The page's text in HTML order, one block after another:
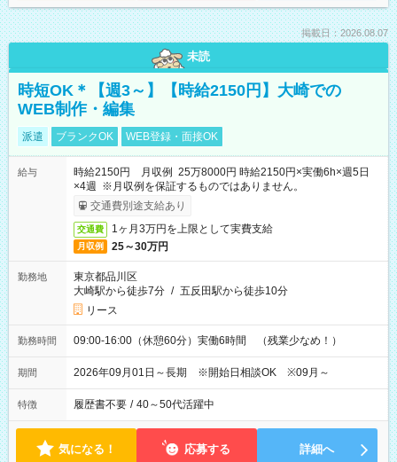
掲載日：2026.08.07
未読
時短OK＊【週3～】【時給2150円】大崎での
WEB制作・編集
派遣 ブランクOK WEB登録・面接OK
給与
時給2150円 月収例 25万8000円 時給2150円×実働6h×週5日
×4週 ※月収例を保証するものではありません。
交通費別途支給あり
交通費 1ヶ月3万円を上限として実費支給
月収例 25～30万円
勤務地
東京都品川区
大崎駅から徒歩7分 / 五反田駅から徒歩10分
リース
勤務時間 09:00-16:00（休憩60分）実働6時間 （残業少なめ！）
期間 2026年09月01日～長期 ※開始日相談OK ※09月～
特徴 履歴書不要 / 40～50代活躍中
気になる！ 応募する 詳細へ